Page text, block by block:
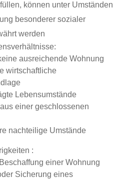
können unter Umständen
besonderer sozialer
werden
ausreichende Wohnung
wirtschaftliche
Lebensumstände
einer geschlossenen
nachteilige Umstände
:
einer Wohnung
Sicherung eines